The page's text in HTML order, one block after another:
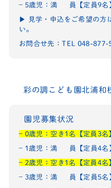
– 5歳児：満 員【定員9名
▶︎ 見学・申込をご希望の方
い。
お問合せ先：TEL 048-877-
彩の調こども園北浦和
園児募集状況
– 0歳児：空き1名【定員3名
– 1歳児：満 員【定員4名
– 2歳児：空き1名【定員4名
– 3歳児：満 員【定員5名